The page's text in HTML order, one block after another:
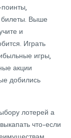
билеты. Выше
и
Играть
игры,
акции
добились
лотерей а
что-если